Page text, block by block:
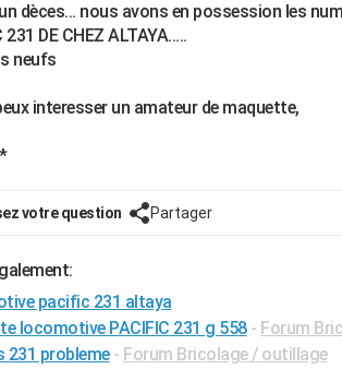
dèces... nous avons en possession les
231 DE CHEZ ALTAYA.....
neufs
interesser un amateur de maquette,
votre question Partager
pacific 231 altaya
locomotive PACIFIC 231 g 558 - Forum
231 probleme - Forum Bricolage / outillage